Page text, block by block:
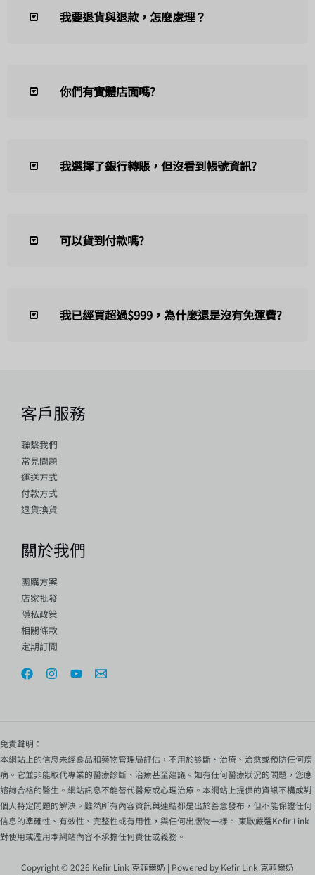
我要退貨與退款，怎麼處理？
你們有實體店面嗎?
我選擇了銀行轉賬，但沒看到帳號資訊?
可以貨到付款嗎?
我已經買超過$999，為什麼還是沒有免運費?
客戶服務
聯繫我們
常見問題
運送方式
付款方式
退貨換貨
關於我們
團購方案
店家批發
隱私政策
相關條款
定期訂閱
免責聲明：
本網站上的信息未經食品和藥物管理局評估，不用於診斷、治療、治愈或預防任何疾
病。它並非能取代專業的醫療診斷、治療甚至建議。如有任何醫療狀況的問題，您應
諮詢合格的醫生。網站訊息不能替代醫療或心理治療。本網站上提供的資訊不構成對
個人特定問題的解決。雖然所有內容資訊與連結都是出於善意發布，但不能保證任何
信息的準確性、有效性、完整性或有用性，與任何出版物一樣。 東歐嚴選Kefir Link
對使用或濫用本網站內容不承擔任何責任或義務。
Copyright © 2026 Kefir Link 克菲爾奶 | Powered by Kefir Link 克菲爾奶